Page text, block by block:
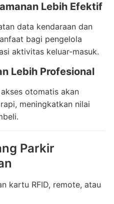
Lebih Efektif
data kendaraan dan
bagi pengelola
aktivitas keluar-masuk.
Lebih Profesional
otomatis akan
meningkatkan nilai
Parkir
kartu RFID, remote, atau